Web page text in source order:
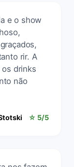
e o show
rir. A
os drinks
não
☆ 5/5